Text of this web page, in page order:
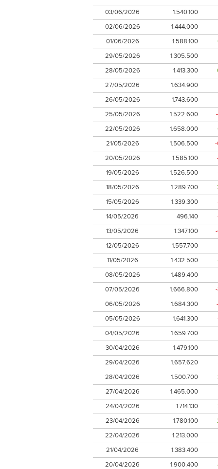
03/06/2026
1.540.100
02/06/2026
1.444.000
01/06/2026
1.588.100
29/05/2026
1.305.500
28/05/2026
1.413.300
27/05/2026
1.634.900
26/05/2026
1.743.600
25/05/2026
1.522.600
22/05/2026
1.658.000
21/05/2026
1.506.500
20/05/2026
1.585.100
19/05/2026
1.526.500
18/05/2026
1.289.700
15/05/2026
1.339.300
14/05/2026
496.140
13/05/2026
1.347.100
12/05/2026
1.557.700
11/05/2026
1.432.500
08/05/2026
1.489.400
07/05/2026
1.666.800
06/05/2026
1.684.300
05/05/2026
1.641.300
04/05/2026
1.659.700
30/04/2026
1.479.100
29/04/2026
1.657.620
28/04/2026
1.500.700
27/04/2026
1.465.000
24/04/2026
1.714.130
23/04/2026
1.780.100
22/04/2026
1.213.000
21/04/2026
1.383.400
20/04/2026
1.900.400